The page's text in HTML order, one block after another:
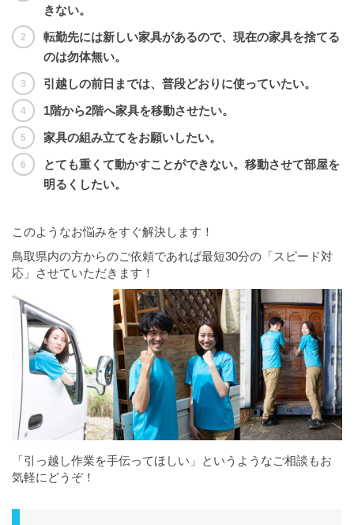
きない。
転勤先には新しい家具があるので、現在の家具を捨てる
のは勿体無い。
引越しの前日までは、普段どおりに使っていたい。
1階から2階へ家具を移動させたい。
家具の組み立てをお願いしたい。
とても重くて動かすことができない。移動させて部屋を
明るくしたい。
このようなお悩みをすぐ解決します！
鳥取県内の方からのご依頼であれば最短30分の「スピード対
応」
させていただきます！
「引っ越し作業を手伝ってほしい」というようなご相談もお
気軽にどうぞ！